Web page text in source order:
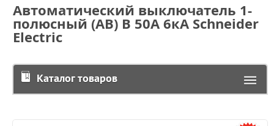
Автоматический выключатель 1-
полюсный (АВ) B 50А 6кA Schneider
Electric
Каталог товаров